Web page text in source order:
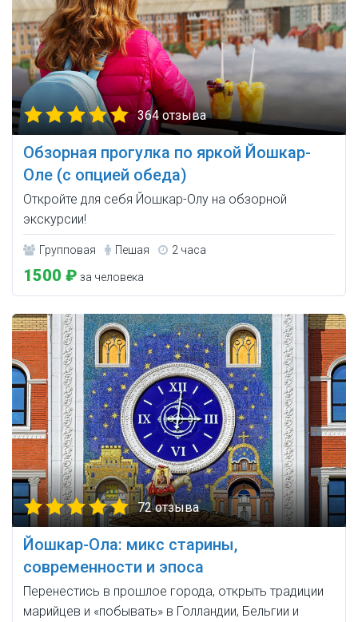
364 отзыва
Обзорная прогулка по яркой Йошкар-
Оле (с опцией обеда)
Откройте для себя Йошкар-Олу на обзорной
экскурсии!
Групповая Пешая 2 часа
1500 ₽ за человека
72 отзыва
Йошкар-Ола: микс старины,
современности и эпоса
Перенестись в прошлое города, открыть традиции
марийцев и «побывать» в Голландии, Бельгии и